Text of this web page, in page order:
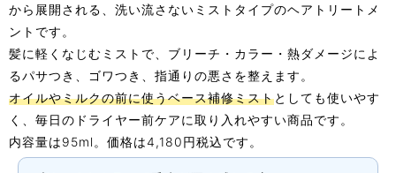
から展開される、洗い流さないミストタイプのヘアトリートメ
ントです。
髪に軽くなじむミストで、ブリーチ・カラー・熱ダメージによ
るパサつき、ゴワつき、指通りの悪さを整えます。
オイルやミルクの前に使うベース補修ミストとしても使いやす
く、毎日のドライヤー前ケアに取り入れやすい商品です。
内容量は95ml。価格は4,180円税込です。